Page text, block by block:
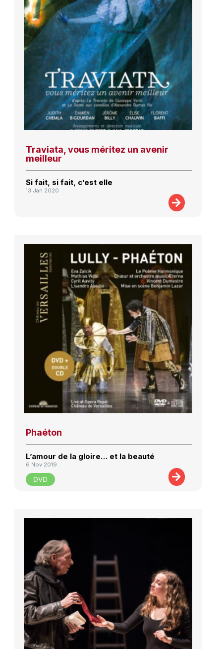
Traviata, vous méritez un avenir
meilleur
Si fait, si fait, c’est elle
13 Jan 2020
Phaéton
L’amour de la gloire… et la beauté
6 Nov 2019
DVD